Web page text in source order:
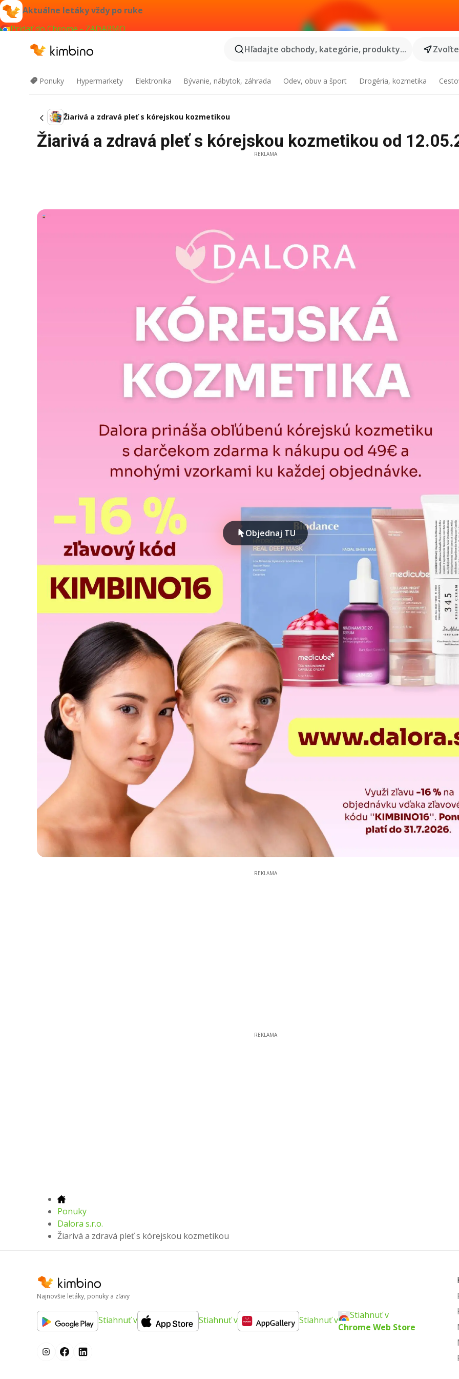
Aktuálne letáky vždy po ruke
Pridať do Chrome - ZADARMO
Hľadajte obchody, kategórie, produkty...
Ponuky Hypermarkety Elektronika Bývanie, nábytok, záhrada Odev, obuv a šport Drogéria, kozmetika
Žiarivá a zdravá pleť s kórejskou kozmetikou
Žiarivá a zdravá pleť s kórejskou kozmetikou od
REKLAMA
Objednaj TU
REKLAMA
REKLAMA
Ponuky
Dalora s.r.o.
Žiarivá a zdravá pleť s kórejskou kozmetikou
Najnovšie letáky, ponuky a zľavy
Stiahnuť v Stiahnuť v Stiahnuť v
Stiahnuť v
Chrome Web Store